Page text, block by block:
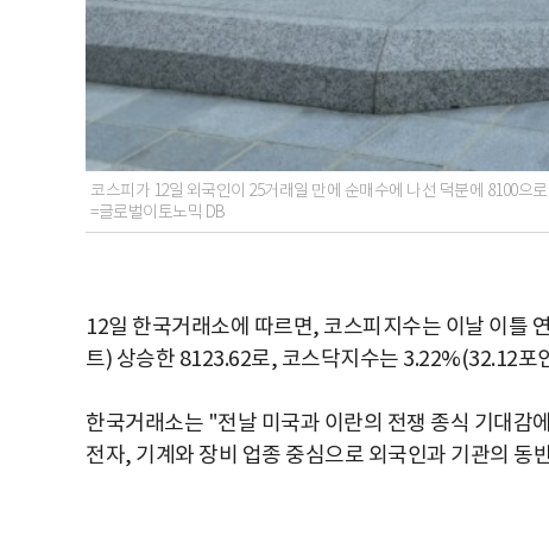
코스피가 12일 외국인이 25거래일 만에 순매수에 나선 덕분에 8100으
=글로벌이토노믹 DB
12일 한국거래소에 따르면, 코스피지수는 이날 이틀
트) 상승한 8123.62로, 코스닥지수는 3.22%(32.12포
한국거래소는 "전날 미국과 이란의 전쟁 종식 기대감
전자, 기계와 장비 업종 중심으로 외국인과 기관의